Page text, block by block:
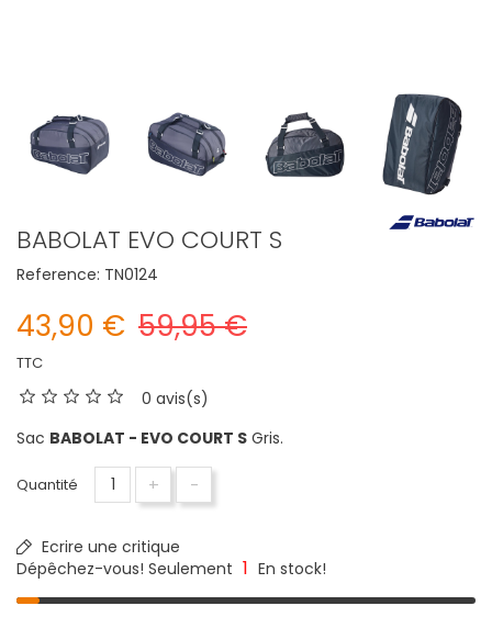
BABOLAT EVO COURT S
Reference: TN0124
43,90 € 59,95 €
TTC
0 avis(s)
Sac BABOLAT - EVO COURT S Gris.
Quantité + -
Ecrire une critique
Dépêchez-vous! Seulement 1 En stock!